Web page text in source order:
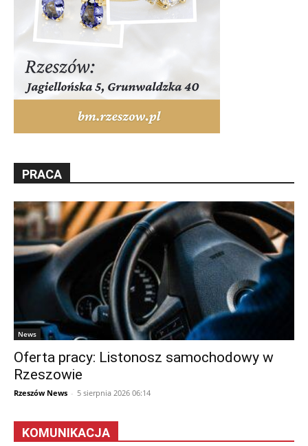
PRACA
News
Oferta pracy: Listonosz samochodowy w
Rzeszowie
Rzeszów News - 5 sierpnia 2026 06:14
KOMUNIKACJA